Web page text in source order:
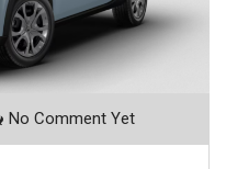
No Comment Yet